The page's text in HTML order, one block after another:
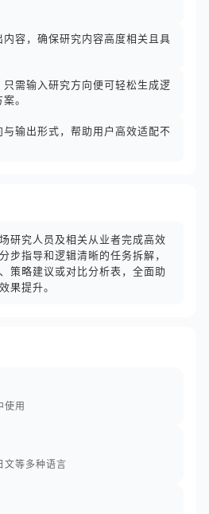
容，确保研究内容高度相关且具
需输入研究方向便可轻松生成逻
。
输出形式，帮助用户高效适配不
研究人员及相关从业者完成高效
步指导和逻辑清晰的任务拆解，
策略建议或对比分析表，全面助
果提升。
使用
文等多种语言